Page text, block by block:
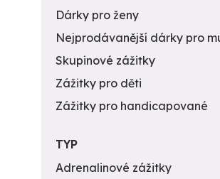
Dárky pro ženy
Nejprodávanější dárky pro
Skupinové zážitky
Zážitky pro děti
Zážitky pro handicapované
TYP
Adrenalinové zážitky